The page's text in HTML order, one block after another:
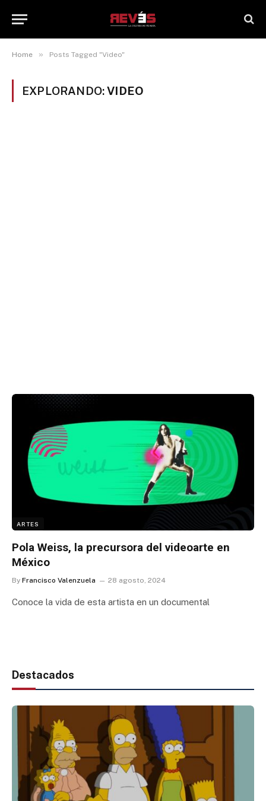
Home » Posts Tagged "Video"
EXPLORANDO:VIDEO
ARTES
Pola Weiss, la precursora del videoarte en
México
By Francisco Valenzuela 28 agosto, 2024
Conoce la vida de esta artista en un documental
Destacados